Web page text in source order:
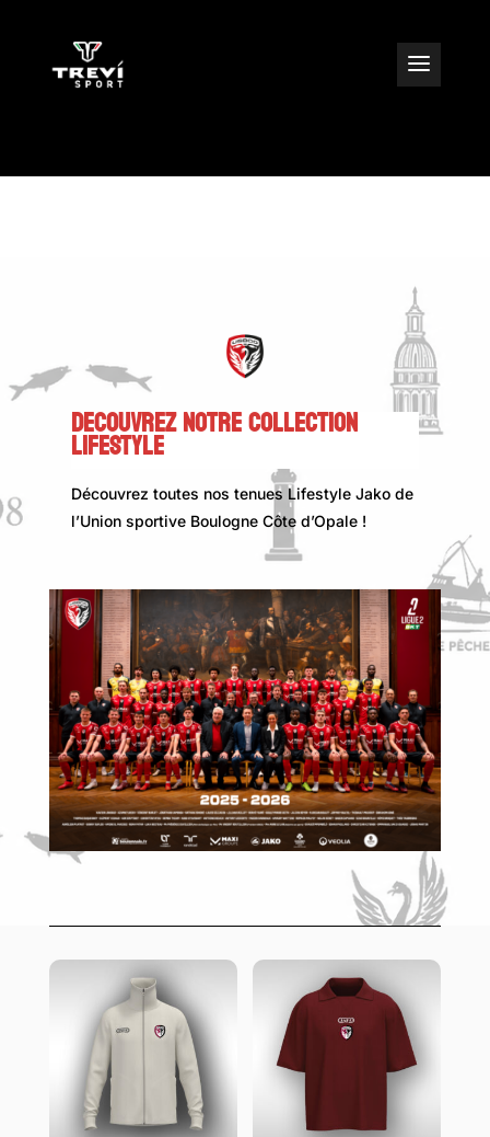
DECOUVREZ NOTRE COLLECTION
LIFESTYLE
Découvrez toutes nos tenues Lifestyle Jako de
l’Union sportive Boulogne Côte d’Opale !